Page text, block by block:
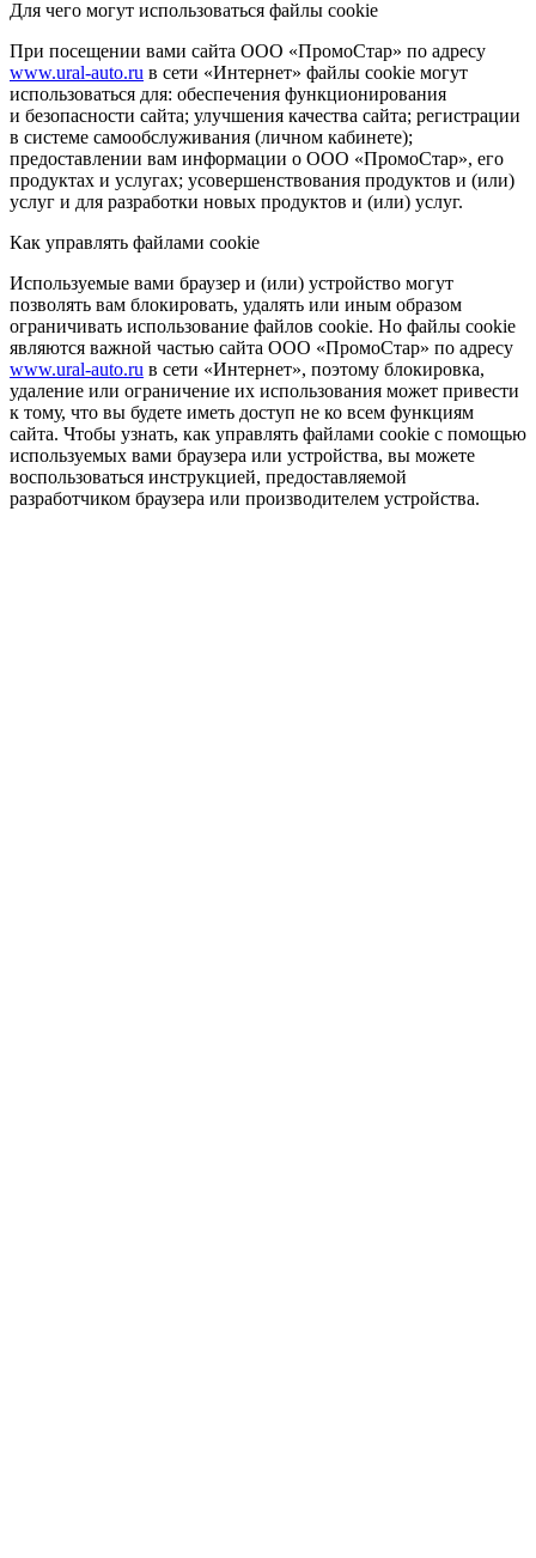
Для чего могут использоваться файлы cookie
При посещении вами сайта ООО «ПромоСтар» по адресу
www.ural-auto.ru в сети «Интернет» файлы cookie могут
использоваться для: обеспечения функционирования
и безопасности сайта; улучшения качества сайта; регистрации
в системе самообслуживания (личном кабинете);
предоставлении вам информации о ООО «ПромоСтар», его
продуктах и услугах; усовершенствования продуктов и (или)
услуг и для разработки новых продуктов и (или) услуг.
Как управлять файлами cookie
Используемые вами браузер и (или) устройство могут
позволять вам блокировать, удалять или иным образом
ограничивать использование файлов cookie. Но файлы cookie
являются важной частью сайта ООО «ПромоСтар» по адресу
www.ural-auto.ru в сети «Интернет», поэтому блокировка,
удаление или ограничение их использования может привести
к тому, что вы будете иметь доступ не ко всем функциям
сайта. Чтобы узнать, как управлять файлами cookie с помощью
используемых вами браузера или устройства, вы можете
воспользоваться инструкцией, предоставляемой
разработчиком браузера или производителем устройства.